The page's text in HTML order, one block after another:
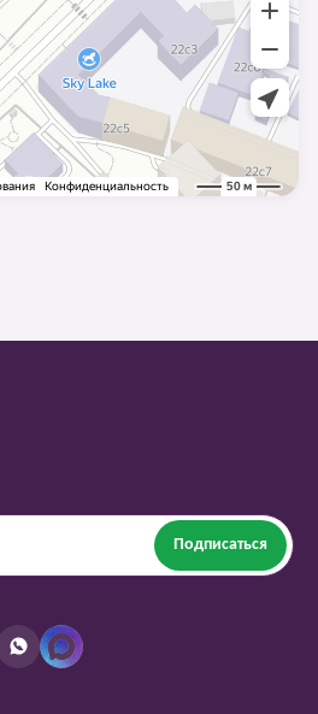
Подписаться